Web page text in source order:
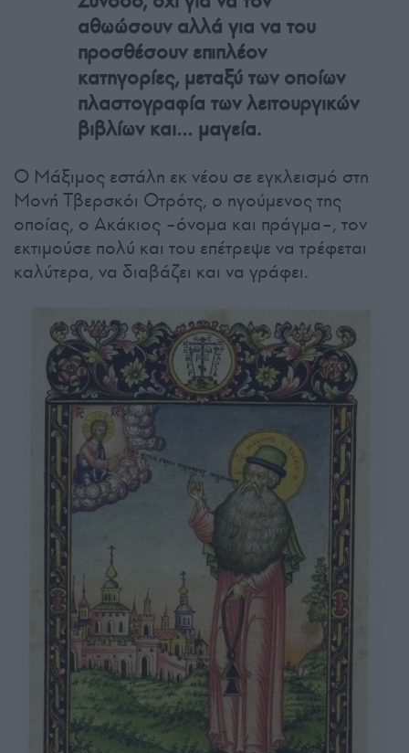
αθωώσουν αλλά για να του
προσθέσουν επιπλέον
κατηγορίες, μεταξύ των οποίων
πλαστογραφία των λειτουργικών
βιβλίων και… μαγεία.
Ο Μάξιμος εστάλη εκ νέου σε εγκλεισμό στη
Μονή Τβερσκόι Οτρότς, ο ηγούμενος της
οποίας, ο Ακάκιος –όνομα και πράγμα–, τον
εκτιμούσε πολύ και του επέτρεψε να τρέφεται
καλύτερα, να διαβάζει και να γράφει.